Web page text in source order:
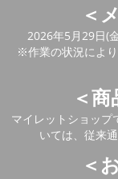
＜
2026年5月29日(
※作業の状況によ
＜
マイレットショップ
いては、従来
＜